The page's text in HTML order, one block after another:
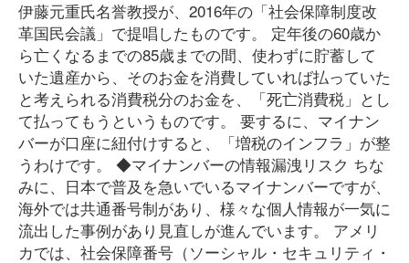
伊藤元重氏名誉教授が、2016年の「社会保障制度改
革国民会議」で提唱したものです。 定年後の60歳か
ら亡くなるまでの85歳までの間、使わずに貯蓄して
いた遺産から、そのお金を消費していれば払っていた
と考えられる消費税分のお金を、「死亡消費税」とし
て払ってもうというものです。 要するに、マイナン
バーが口座に紐付けすると、「増税のインフラ」が整
うわけです。 ◆マイナンバーの情報漏洩リスク ちな
みに、日本で普及を急いでいるマイナンバーですが、
海外では共通番号制があり、様々な個人情報が一気に
流出した事例があり見直しが進んでいます。 アメリ
カでは、社会保障番号（ソーシャル・セキュリティ・